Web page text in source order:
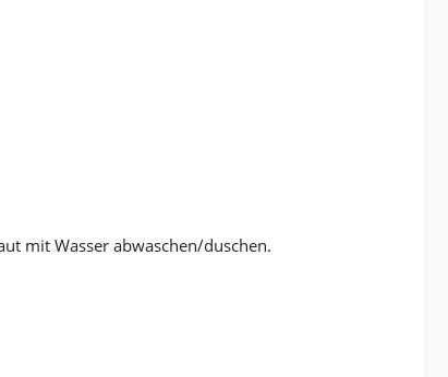
mit Wasser abwaschen/duschen.